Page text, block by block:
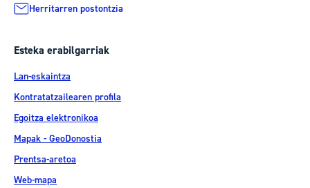
Herritarren postontzia
Esteka erabilgarriak
Lan-eskaintza
Kontratatzailearen profila
Egoitza elektronikoa
Mapak - GeoDonostia
Prentsa-aretoa
Web-mapa